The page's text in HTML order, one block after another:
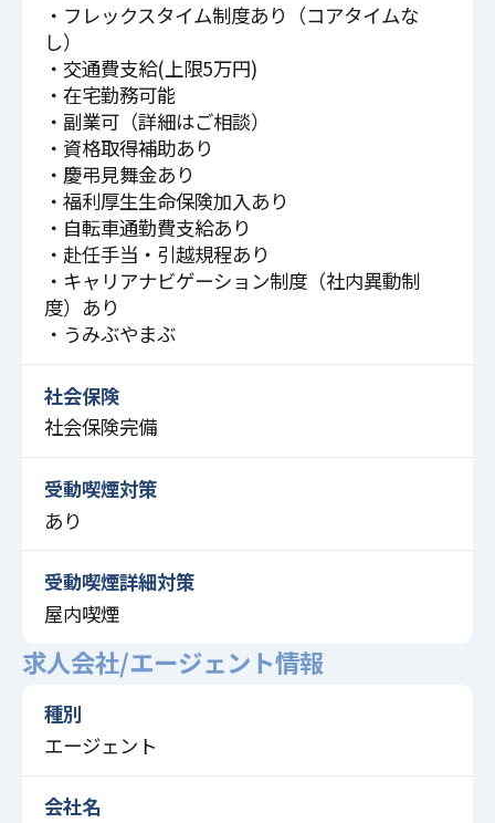
・フレックスタイム制度あり（コアタイムな
し）
・交通費支給(上限5万円)
・在宅勤務可能
・副業可（詳細はご相談）
・資格取得補助あり
・慶弔見舞金あり
・福利厚生生命保険加入あり
・自転車通勤費支給あり
・赴任手当・引越規程あり
・キャリアナビゲーション制度（社内異動制
度）あり
・うみぶやまぶ
社会保険
社会保険完備
受動喫煙対策
あり
受動喫煙詳細対策
屋内喫煙
求人会社/エージェント情報
種別
エージェント
会社名